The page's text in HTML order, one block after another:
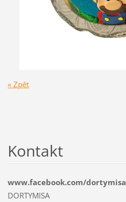
« Zpět
Kontakt
www.facebook.com/dortymisa
DORTYMISA